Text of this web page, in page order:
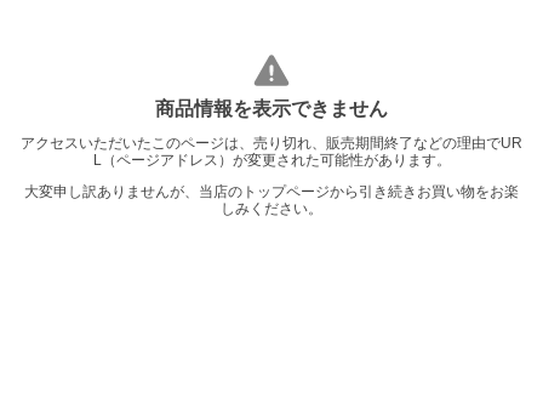
商品情報を表示できません
アクセスいただいたこのページは、売り切れ、販売期間終了などの理由でUR
L（ページアドレス）が変更された可能性があります。
大変申し訳ありませんが、当店のトップページから引き続きお買い物をお楽
しみください。